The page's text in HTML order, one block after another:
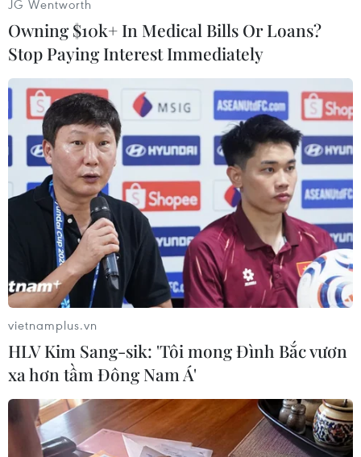
các kênh bán lẻ ngoài thực tế”./.
Văn Hưng (Vietnam+)
#Mạng xã hội #Người tiêu dùng
#Công nghệ
#Video game
Áo
JG Wentworth
Owning $10k+ In Medical Bills Or Loans?
Stop Paying Interest Immediately
vietnamplus.vn
HLV Kim Sang-sik: 'Tôi mong Đình Bắc vươn
xa hơn tầm Đông Nam Á'